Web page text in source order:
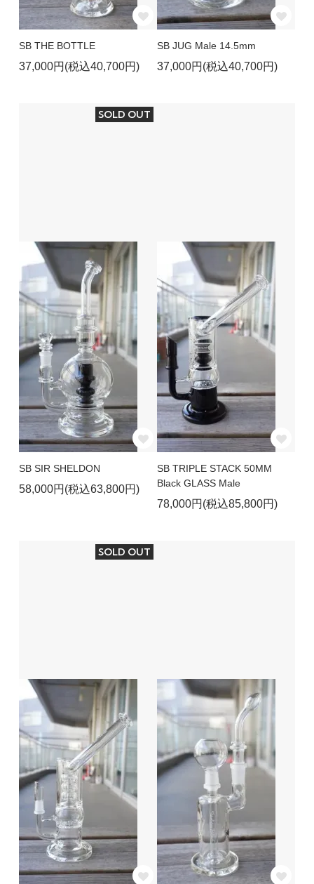
SB THE BOTTLE
37,000円(税込40,700円)
SB JUG Male 14.5mm
37,000円(税込40,700円)
SOLD OUT
SB SIR SHELDON
58,000円(税込63,800円)
SB TRIPLE STACK 50MM
Black GLASS Male
78,000円(税込85,800円)
SOLD OUT